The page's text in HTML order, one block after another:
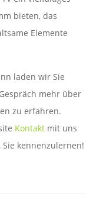
bieten, das
Elemente
laden wir Sie
mehr über
zu erfahren.
Kontakt mit uns
kennenzulernen!